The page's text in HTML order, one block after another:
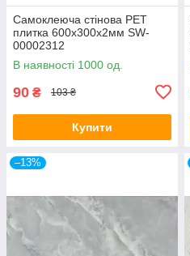
Самоклеюча стінова PET
плитка 600х300х2мм SW-
00002312
В наявності 1000 од.
90 ₴ 103 ₴
Купити
–13%